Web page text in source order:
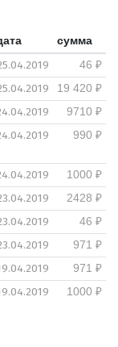
сумма
46 ₽
19 420 ₽
9710 ₽
990 ₽
1000 ₽
2428 ₽
46 ₽
971 ₽
971 ₽
1000 ₽